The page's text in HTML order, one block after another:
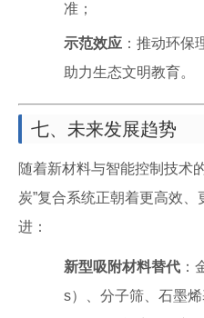
准；
示范效应 ：推动环保
助力生态文明教育。
七、未来发展趋势
随着新材料与智能控制技术
炭”复合系统正朝着更高效
进：
新型吸附材料替代 ：
s）、分子筛、石墨